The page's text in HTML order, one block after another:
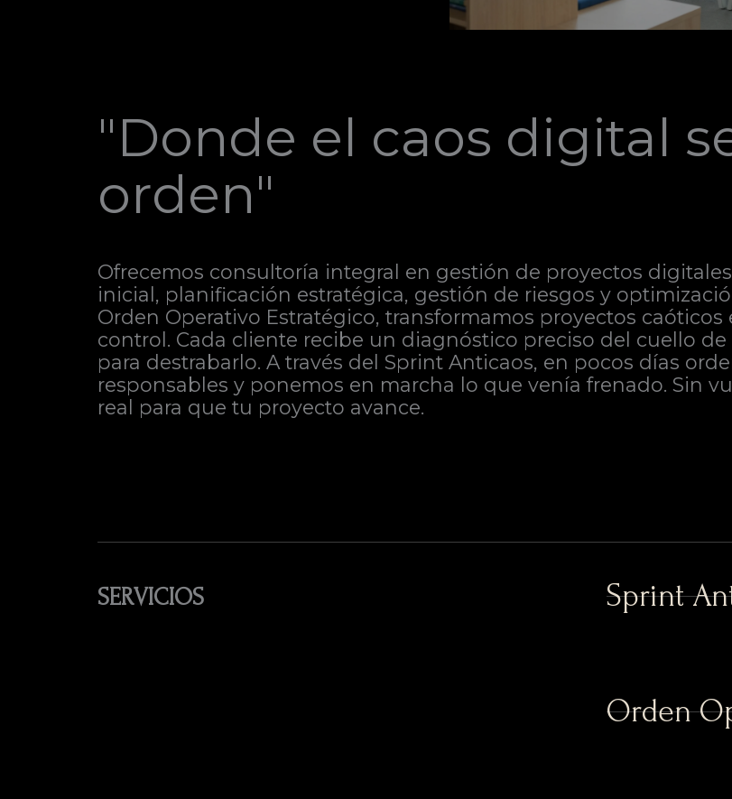
"Donde el caos digital
orden"
Ofrecemos consultoría integral en gestión de proyectos
inicial, planificación estratégica, gestión de riesgos y
Orden Operativo Estratégico, transformamos proyectos
control. Cada cliente recibe un diagnóstico preciso del cuello
para destrabarlo. A través del Sprint Anticaos, en pocos días
responsables y ponemos en marcha lo que venía frenado. Sin
real para que tu proyecto avance.
SERVICIOS Sprint
Orden